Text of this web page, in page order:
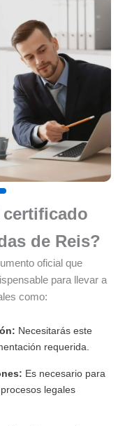
certificado
de Reis?
oficial que
para llevar a
como:
Necesitarás este
requerida.
Es necesario para
legales